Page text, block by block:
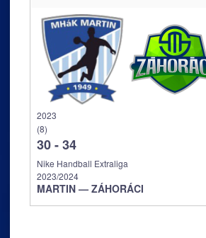
2023
(8)
30-34
Nike Handball Extraliga
2023/2024
MARTIN — ZÁHORÁCI